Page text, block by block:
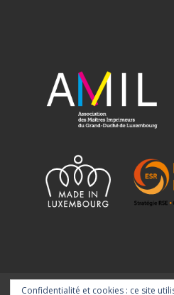
Home Solutions
Confidentialité et cookies : ce site